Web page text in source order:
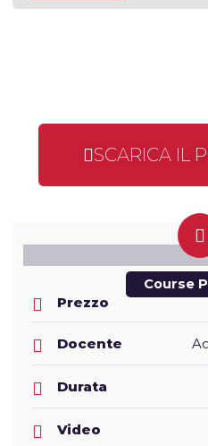
SCARICA IL
Course
Prezzo
Docente
Durata
Video